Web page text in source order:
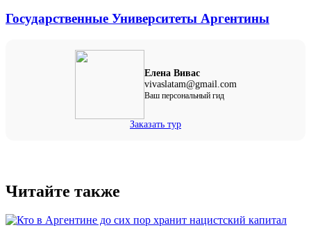
Государственные Университеты Аргентины
Елена Вивас
vivaslatam@gmail.com
Ваш персональный гид
Заказать тур
Читайте также